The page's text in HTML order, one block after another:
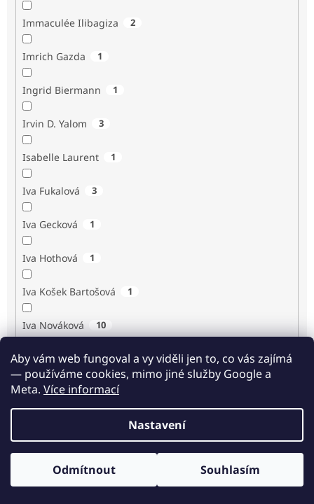
Aby vám web fungoval a vy viděli jen to, co vás zajímá
— používáme cookies, mimo jiné služby Google a
Meta. Více informací
Nastavení
Odmítnout Souhlasím
Immaculée Ilibagiza 2
Imrich Gazda 1
Ingrid Biermann 1
Irvin D. Yalom 3
Isabelle Laurent 1
Iva Fukalová 3
Iva Gecková 1
Iva Hothová 1
Iva Košek Bartošová 1
Iva Nováková 10
Iva Procházková 1
Ivan Renč 1
Odběr novinek